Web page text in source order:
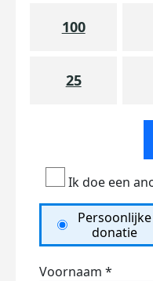
100
25
Ik doe een
Persoonlijke
donatie
Voornaam *